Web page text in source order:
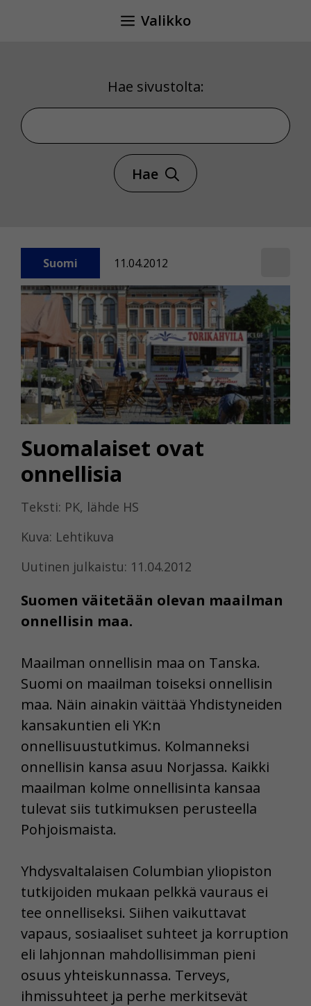
Valikko
Hae sivustolta:
Hae sivustolta
Hae
Suomi 11.04.2012
Suomalaiset ovat
onnellisia
Teksti: PK, lähde HS
Kuva: Lehtikuva
Uutinen julkaistu: 11.04.2012
Suomen väitetään olevan maailman
onnellisin maa.
Maailman onnellisin maa on Tanska.
Suomi on maailman toiseksi onnellisin
maa. Näin ainakin väittää Yhdistyneiden
kansakuntien eli YK:n
onnellisuustutkimus. Kolmanneksi
onnellisin kansa asuu Norjassa. Kaikki
maailman kolme onnellisinta kansaa
tulevat siis tutkimuksen perusteella
Pohjoismaista.
Yhdysvaltalaisen Columbian yliopiston
tutkijoiden mukaan pelkkä vauraus ei
tee onnelliseksi. Siihen vaikuttavat
vapaus, sosiaaliset suhteet ja korruption
eli lahjonnan mahdollisimman pieni
osuus yhteiskunnassa. Terveys,
ihmissuhteet ja perhe merkitsevät